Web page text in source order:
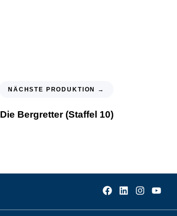
NÄCHSTE PRODUKTION →
Die Bergretter (Staffel 10)